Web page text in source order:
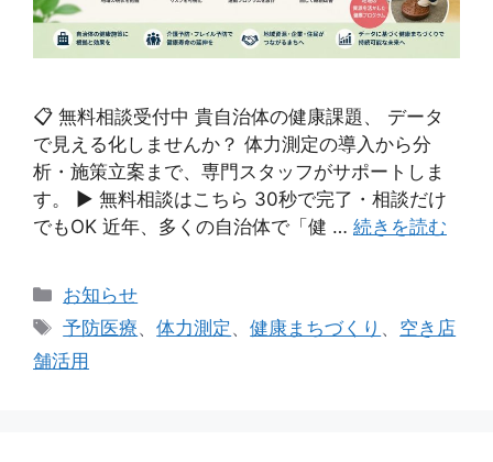
📋 無料相談受付中 貴自治体の健康課題、 データ
で見える化しませんか？ 体力測定の導入から分
析・施策立案まで、専門スタッフがサポートしま
す。 ▶ 無料相談はこちら 30秒で完了・相談だけ
でもOK 近年、多くの自治体で「健 … 続きを読む
カ
テ
ゴ
リ
お知らせ
タ
グ
予防医療、体力測定 、健康まちづくり 、 空き店
舗活用